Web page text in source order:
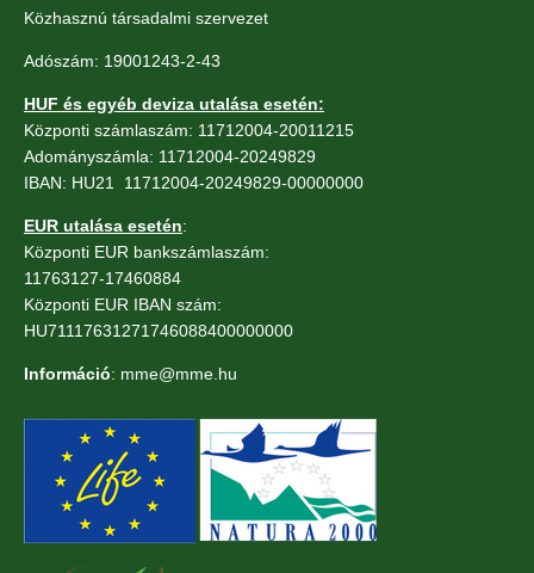
Közhasznú társadalmi szervezet
Adószám: 19001243-2-43
HUF és egyéb deviza utalása esetén:
Központi számlaszám: 11712004-20011215
Adományszámla: 11712004-20249829
IBAN: HU21 11712004-20249829-00000000
EUR utalása esetén:
Központi EUR bankszámlaszám:
11763127-17460884
Központi EUR IBAN szám:
HU71117631271746088400000000
Információ: mme@mme.hu